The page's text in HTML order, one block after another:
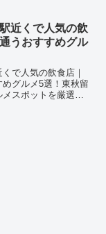
す。近年、地元民
日...
近くで人気の飲
うおすすめグル
で人気の飲食店｜
グルメ5選！東秋留
スポットを厳選紹